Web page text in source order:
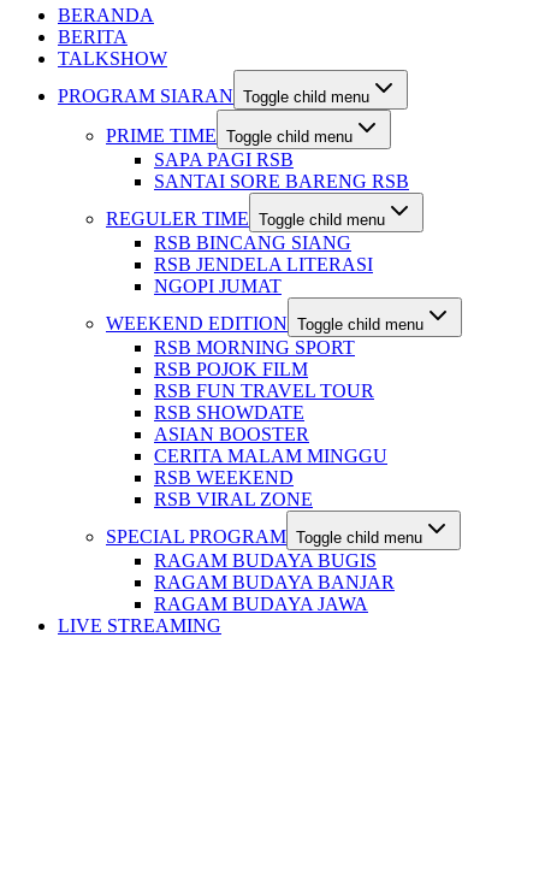
BERANDA
BERITA
TALKSHOW
PROGRAM SIARAN Toggle child menu
PRIME TIME Toggle child menu
SAPA PAGI RSB
SANTAI SORE BARENG RSB
REGULER TIME Toggle child menu
RSB BINCANG SIANG
RSB JENDELA LITERASI
NGOPI JUMAT
WEEKEND EDITION Toggle child menu
RSB MORNING SPORT
RSB POJOK FILM
RSB FUN TRAVEL TOUR
RSB SHOWDATE
ASIAN BOOSTER
CERITA MALAM MINGGU
RSB WEEKEND
RSB VIRAL ZONE
SPECIAL PROGRAM Toggle child menu
RAGAM BUDAYA BUGIS
RAGAM BUDAYA BANJAR
RAGAM BUDAYA JAWA
LIVE STREAMING